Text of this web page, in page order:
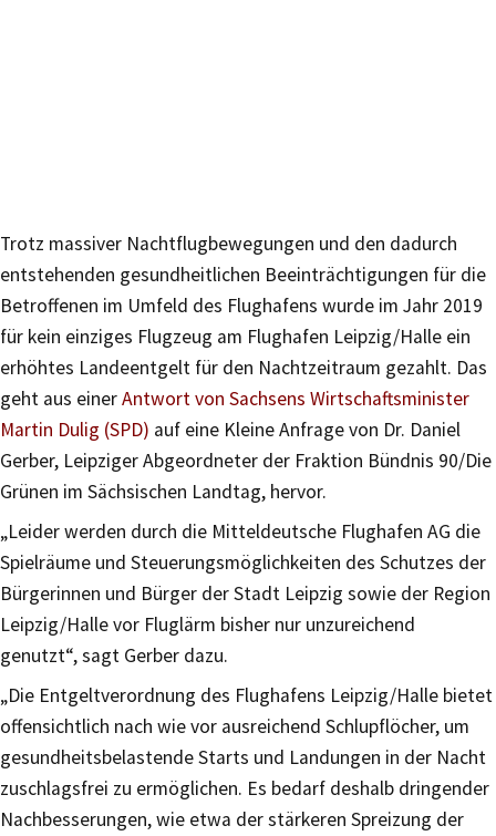
Trotz massiver Nachtflugbewegungen und den dadurch
entstehenden gesundheitlichen Beeinträchtigungen für die
Betroffenen im Umfeld des Flughafens wurde im Jahr 2019
für kein einziges Flugzeug am Flughafen Leipzig/Halle ein
erhöhtes Landeentgelt für den Nachtzeitraum gezahlt. Das
geht aus einerAntwort von Sachsens Wirtschaftsminister
Martin Dulig (SPD) auf eine Kleine Anfrage von Dr. Daniel
Gerber, Leipziger Abgeordneter der Fraktion Bündnis 90/Die
Grünen im Sächsischen Landtag, hervor.
„Leider werden durch die Mitteldeutsche Flughafen AG die
Spielräume und Steuerungsmöglichkeiten des Schutzes der
Bürgerinnen und Bürger der Stadt Leipzig sowie der Region
Leipzig/Halle vor Fluglärm bisher nur unzureichend
genutzt“, sagt Gerber dazu.
„Die Entgeltverordnung des Flughafens Leipzig/Halle bietet
offensichtlich nach wie vor ausreichend Schlupflöcher, um
gesundheitsbelastende Starts und Landungen in der Nacht
zuschlagsfrei zu ermöglichen. Es bedarf deshalb dringender
Nachbesserungen, wie etwa der stärkeren Spreizung der